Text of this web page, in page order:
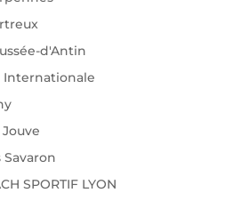
d'Antin
Internationale
SPORTIF LYON